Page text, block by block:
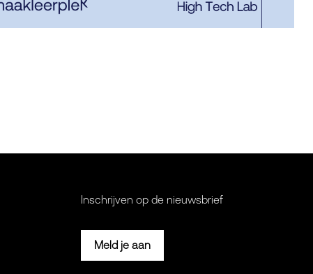
Inschrijven op de nieuwsbrief
Meld je aan